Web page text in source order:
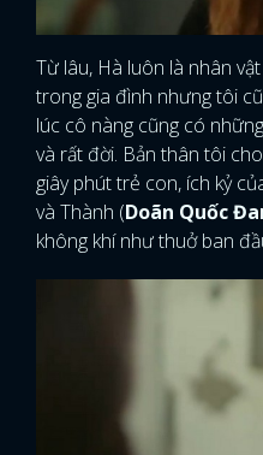
Từ lâu, Hà luôn là nhân
trong gia đình nhưng tôi
lúc cô nàng cũng có
và rất đời. Bản thân tôi
giây phút trẻ con, ích kỷ
và Thành (Doãn Quốc
không khí như thuở ban